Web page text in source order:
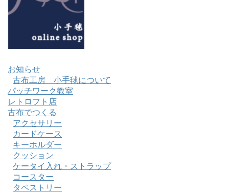
お知らせ
古布工房 小手毬について
パッチワーク教室
レトロフト店
古布でつくる
アクセサリー
カードケース
キーホルダー
クッション
ケータイ入れ・ストラップ
コースター
タペストリー